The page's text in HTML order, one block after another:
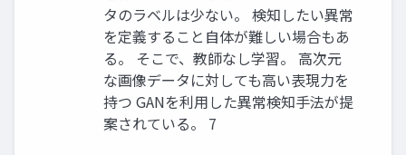
タのラベルは少ない。 検知したい異常
を定義すること自体が難しい場合もあ
る。 そこで、教師なし学習。 高次元
な画像データに対しても高い表現力を
持つ GANを利用した異常検知手法が提
案されている。 7